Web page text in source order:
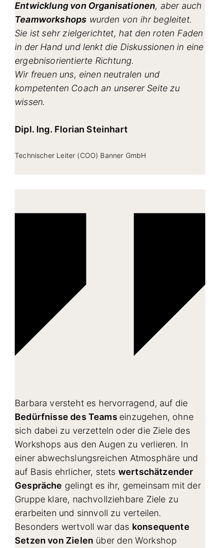
Entwicklung von Organisationen, aber auch
Teamworkshops wurden von ihr begleitet.
Sie ist sehr zielgerichtet, hat den roten Faden
in der Hand und lenkt die Diskussionen in eine
ergebnisorientierte Richtung.
Wir freuen uns, einen neutralen und
kompetenten Coach an unserer Seite zu
wissen.
Dipl. Ing. Florian Steinhart
Technischer Leiter (COO) Banner GmbH
Barbara versteht es hervorragend, auf die
Bedürfnisse des Teams einzugehen, ohne
sich dabei zu verzetteln oder die Ziele des
Workshops aus den Augen zu verlieren. In
einer abwechslungsreichen Atmosphäre und
auf Basis ehrlicher, stets wertschätzender
Gespräche gelingt es ihr, gemeinsam mit der
Gruppe klare, nachvollziehbare Ziele zu
erarbeiten und sinnvoll zu verteilen.
Besonders wertvoll war das konsequente
Setzen von Zielen über den Workshop